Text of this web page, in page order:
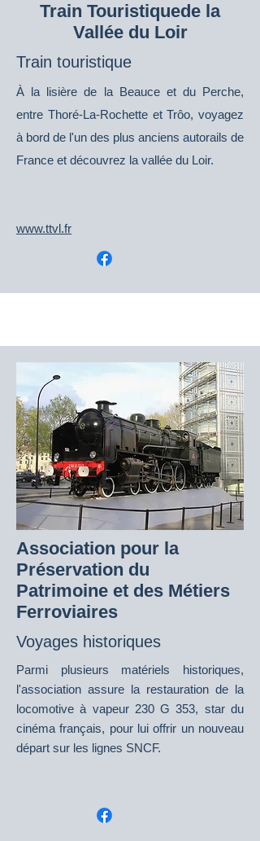
Train Touristiquede la
Vallée du Loir
Train touristique
À la lisière de la Beauce et du Perche,
entre Thoré-La-Rochette et Trôo, voyagez
à bord de l'un des plus anciens autorails de
France et découvrez la vallée du Loir.
www.ttvl.fr
Association pour la
Préservation du
Patrimoine et des Métiers
Ferroviaires
Voyages historiques
Parmi plusieurs matériels historiques,
l'association assure la restauration de la
locomotive à vapeur 230 G 353, star du
cinéma français, pour lui offrir un nouveau
départ sur les lignes SNCF.